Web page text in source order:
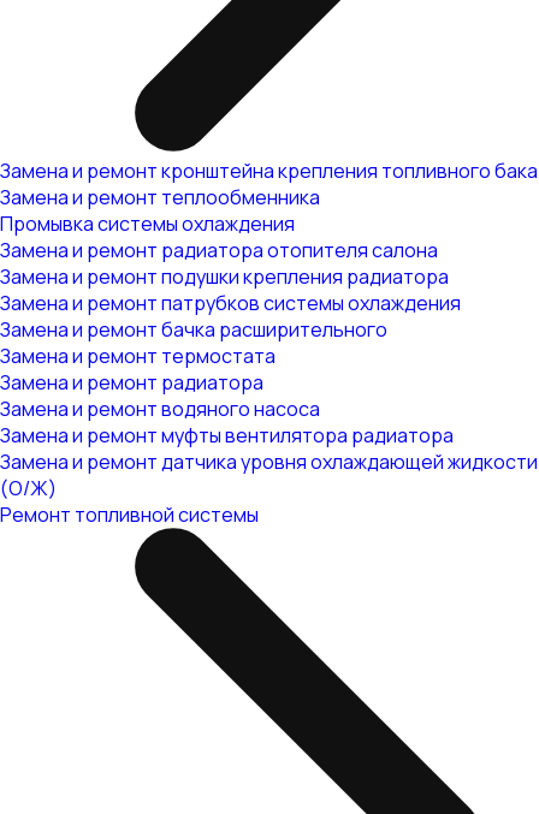
Замена и ремонт кронштейна крепления топливного бака
Замена и ремонт теплообменника
Промывка системы охлаждения
Замена и ремонт радиатора отопителя салона
Замена и ремонт подушки крепления радиатора
Замена и ремонт патрубков системы охлаждения
Замена и ремонт бачка расширительного
Замена и ремонт термостата
Замена и ремонт радиатора
Замена и ремонт водяного насоса
Замена и ремонт муфты вентилятора радиатора
Замена и ремонт датчика уровня охлаждающей жидкости
(О/Ж)
Ремонт топливной системы